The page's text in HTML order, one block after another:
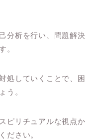
分析を行い、問題解決
。
処していくことで、困
う。
ピリチュアルな視点か
ださい。